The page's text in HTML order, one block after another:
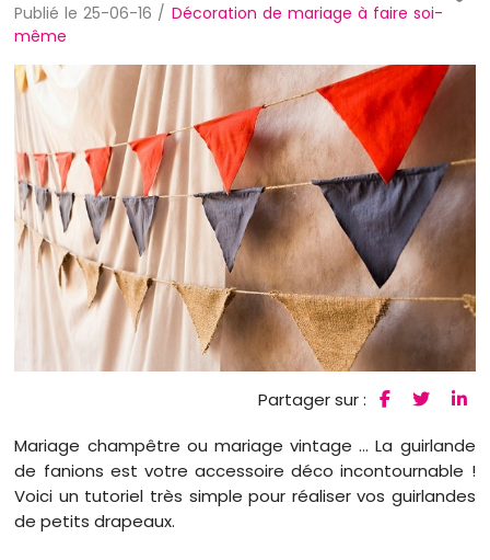
Publié le 25-06-16 / Décoration de mariage à faire soi-
même
Partager sur :
Mariage champêtre ou mariage vintage … La guirlande
de fanions est votre accessoire déco incontournable !
Voici un tutoriel très simple pour réaliser vos guirlandes
de petits drapeaux.